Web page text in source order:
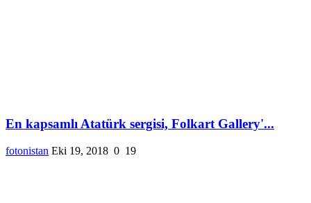
En kapsamlı Atatürk sergisi, Folkart Gallery'...
fotonistan Eki 19, 2018 0 19